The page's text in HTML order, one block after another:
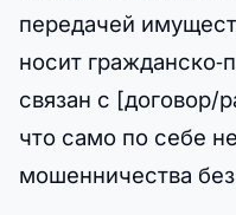
передачей
носит
связан с [договор/
что само по себе
мошенничества